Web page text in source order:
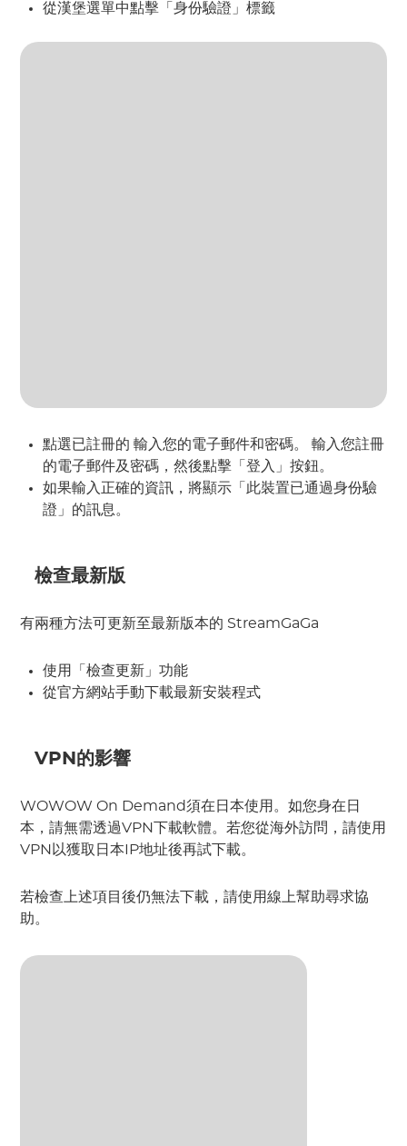
從漢堡選單中點擊「身份驗證」標籤
點選已註冊的 輸入您的電子郵件和密碼。
輸入您註冊
的電子郵件及密碼，然後點擊「登入」按鈕。
如果輸入正確的資訊，將顯示「此裝置已通過身份驗
證」的訊息。
檢查最新版
有兩種方法可更新至最新版本的 StreamGaGa
使用「檢查更新」功能
從官方網站手動下載最新安裝程式
VPN的影響
WOWOW On Demand須在日本使用。如您身在日
本，請無需透過VPN下載軟體。若您從海外訪問，請使用
VPN以獲取日本IP地址後再試下載。
若檢查上述項目後仍無法下載，請使用線上幫助尋求協
助。